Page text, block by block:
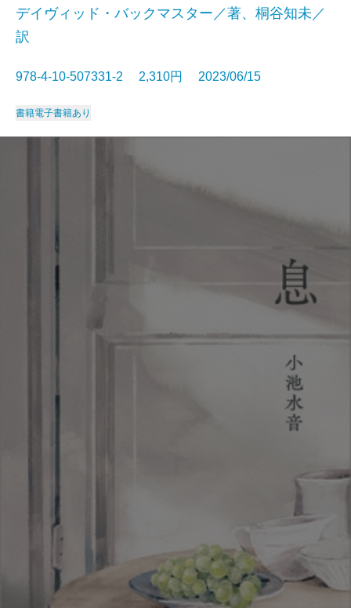
デイヴィッド・バックマスター／著、桐谷知未／
訳
978-4-10-507331-2 2,310円 2023/06/15
書籍電子書籍あり